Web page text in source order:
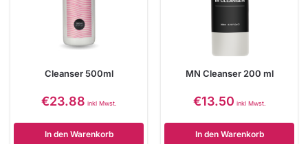
Cleanser 500ml
€23.88 inkl Mwst.
In den Warenkorb
MN Cleanser 200 ml
€13.50 inkl Mwst.
In den Warenkorb